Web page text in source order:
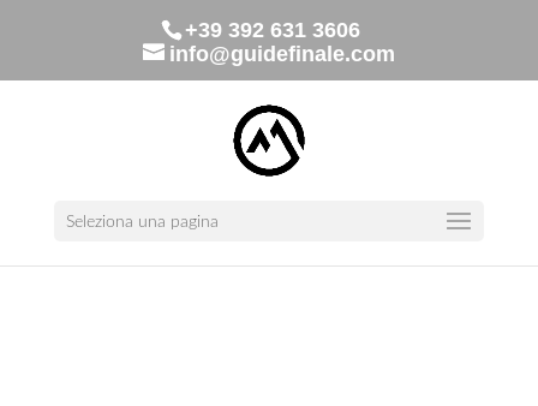
+39 392 631 3606
info@guidefinale.com
Seleziona una pagina